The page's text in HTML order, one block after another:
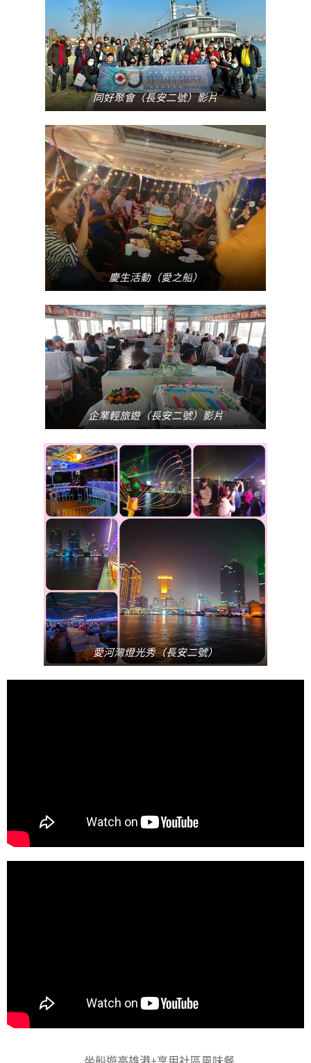
同好聚會（長安二號）影片
慶生活動（愛之船）
企業輕旅遊（長安二號）影片
愛河灣燈光秀（長安二號）